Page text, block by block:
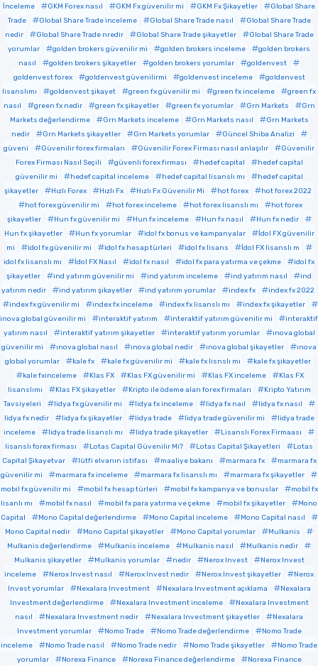
İnceleme
GKM Forex nasıl GKM Fx güvenilir mi GKM Fx Şikayetler
Global Share
Trade
Global Share Trade inceleme Global Share Trade nasıl
Global Share Trade
nedir
Global Share Trade nredir Global Share Trade şikayetler
Global Share Trade
yorumlar
golden brokers güvenilir mi golden brokers inceleme
golden brokers
nasıl
golden brokers şikayetler golden brokers yorumlar
goldenvest
goldenvest forex
goldenvest güvenilirmi goldenvest inceleme
goldenvest
lisanslımı
goldenvest şikayet green fx güvenilir mi green fx inceleme
green fx
nasıl
green fx nedir green fx şikayetler green fx yorumlar Grn Markets
Grn
Markets değerlendirme
Grn Markets inceleme Grn Markets nasıl
Grn Markets
nedir
Grn Markets şikayetler Grn Markets yorumlar
Güncel Shiba Analizi
güveni
Güvenilir forex firmaları Güvenilir Forex Firması nasıl anlaşılır
Güvenilir
Forex Firması Nasıl Seçili
güvenli forex firması hedef capital
hedef capital
güvenilir mi
hedef capital inceleme hedef capital lisanslı mı
hedef capital
şikayetler
Hızlı Forex Hızlı Fx Hızlı Fx Güvenilir Mi hot forex
hot forex 2022
hot forex güvenilir mi
hot forex inceleme hot forex lisanslı mı
hot forex
şikayetler
Hun fx güvenilir mi Hun fx inceleme Hun fx nasıl
Hun fx nedir
Hun fx şikayetler
Hun fx yorumlar idol fx bonus ve kampanyalar
İdol FX güvenilir
mi
idol fx güvenilir mi idol fx hesap türleri idol fx lisans
İdol FX lisanslı m
idol fx lisanslı mı
İdol FX Nasıl idol fx nasıl idol fx para yatırma ve çekme
idol fx
şikayetler
ind yatırım güvenilir mi ind yatırım inceleme ind yatırım nasıl
ind
yatırım nedir
ind yatırım şikayetler ind yatırım yorumlar index fx
index fx 2022
index fx güvenilir mi
index fx inceleme index fx lisanslı mı
index fx şikayetler
inova global güvenilir mi
interaktif yatırım interaktif yatırım güvenilir mi
interaktif
yatırım nasıl
interaktif yatırım şikayetler interaktif yatırım yorumlar
ınova global
güvenilir mi
ınova global nasıl ınova global nedir ınova global şikayetler
ınova
global yorumlar
kale fx kale fx güvenilir mi kale fx lisnslı mı
kale fx şikayetler
kale fxinceleme
Klas FX Klas FX güvenilir mi Klas FX inceleme
Klas FX
lisanslımı
Klas FX şikayetler Kripto ile ödeme alan forex firmaları
Kripto Yatırım
Tavsiyeleri
lidya fx güvenilir mi lidya fx inceleme lidya fx naıl
lidya fx nasıl
lidya fx nedir
lidya fx şikayetler lidya trade lidya trade güvenilir mi
lidya trade
inceleme
lidya trade lisanslı mı lidya trade şikayetler
Lisanslı Forex Firmaası
lisanslı forex firması
Lotas Capital Güvenilir Mi? Lotas Capital Şikayetleri
Lotas
Capital Şikayetvar
lütfi elvanın istifası maaliye bakanı marmara fx
marmara fx
güvenilir mi
marmara fx inceleme marmara fx lisanslı mı
marmara fx şikayetler
mobil fx güvenilir mi
mobil fx hesap türleri mobil fx kampanya ve bonuslar
mobil fx
lisanlı mı
mobil fx nasıl mobil fx para yatırma ve çekme mobil fx şikayetler
Mono
Capital
Mono Capital değerlendirme Mono Capital inceleme
Mono Capital nasıl
Mono Capital nedir
Mono Capital şikayetler Mono Capital yorumlar
Mulkanis
Mulkanis değerlendirme
Mulkanis inceleme Mulkanis nasıl
Mulkanis nedir
Mulkanis şikayetler
Mulkanis yorumlar nedir Nerox Invest
Nerox Invest
inceleme
Nerox Invest nasıl Nerox Invest nedir Nerox Invest şikayetler
Nerox
Invest yorumlar
Nexalara Investment Nexalara Investment açıklama
Nexalara
Investment değerlendirme
Nexalara Investment inceleme
Nexalara Investment
nasıl
Nexalara Investment nedir Nexalara Investment şikayetler
Nexalara
Investment yorumlar
Nomo Trade Nomo Trade değerlendirme
Nomo Trade
inceleme
Nomo Trade nasıl Nomo Trade nedir Nomo Trade şikayetler
Nomo Trade
yorumlar
Norexa Finance Norexa Finance değerlendirme
Norexa Finance